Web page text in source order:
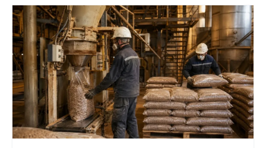
produkcji. Właściwa konstrukcja silosu, w tym jego pojemność
oraz system wentylacji, ma ogromny wpływ na jakość
składowanych pelletów. Wydajność linii pakującej będzie
bowiem zależna od regularności i szybkości dostarczania
surowców. Kluczowym elementem w tym współdziałaniu są
systemy wyciągu, które powinny skutecznie transportować
pellet z silosu do następnego etapu produkcji, minimalizując
jednocześnie utratę materiału i zapewniając odpowiedni
poziom ciśnienia.